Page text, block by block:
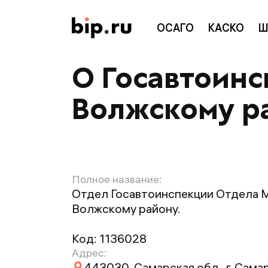
ОСАГО КАСКО
О
Волжскому
Полное название:
Отдел Госавтоинспекции Отдела
Волжскому району.
Код: 1136028
Адрес: